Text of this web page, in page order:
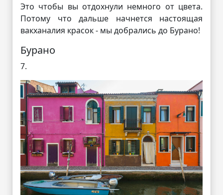
Это чтобы вы отдохнули немного от цвета.
Потому что дальше начнется настоящая
вакханалия красок - мы добрались до Бурано!
Бурано
7.